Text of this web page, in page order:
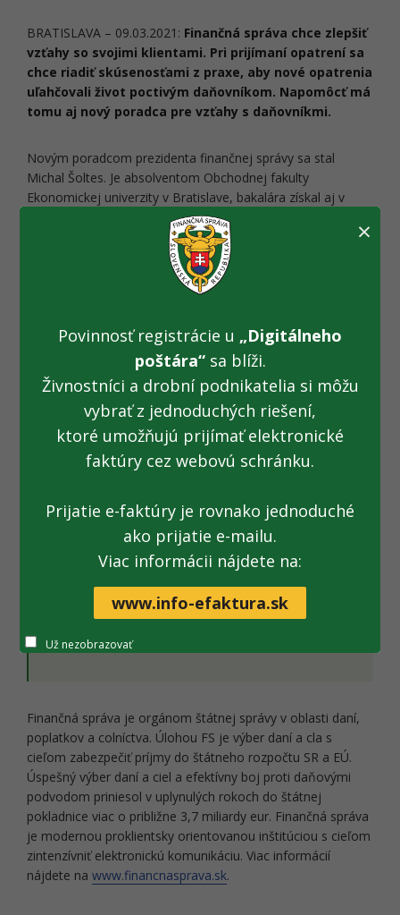
BRATISLAVA – 09.03.2021: Finančná správa chce zlepšiť
vzťahy so svojimi klientami. Pri prijímaní opatrení sa
chce riadiť skúsenosťami z praxe, aby nové opatrenia
uľahčovali život poctivým daňovníkom. Napomôcť má
tomu aj nový poradca pre vzťahy s daňovníkmi.
Novým poradcom prezidenta finančnej správy sa stal
Michal Šoltes. Je absolventom Obchodnej fakulty
Ekonomickej univerzity v Bratislave, bakalára získal aj v
obore Medzinárodné podnikanie a financie na Vysokej škole
ekonómie a manažmentu v holandskom Utrechte.
Michal Šoltes sa bude na finančnej správe venovať
opatrení a legislatívy. Jeho úlohou bude preniesť skúsenosti
z podnikateľskej praxe do proklientsky zameraných opatrení
finančnej správy, ktoré minulý týždeň predstavila finančná
správa spolu s Ministerstvom financií SR.
Michal Šoltes pracoval celý život v oblasti financií a
ekonomiky. Začínal na daňovom a právnom oddelení v
pracoval pre medzinárodné spoločnosti.
Dokument: Tlačová správa na stiahnutie[.pdf; 120
Finančná správa je orgánom štátnej správy v oblasti daní,
poplatkov a colníctva. Úlohou FS je výber daní a cla s
cieľom zabezpečiť príjmy do štátneho rozpočtu SR a EÚ.
Úspešný výber daní a ciel a efektívny boj proti daňovými
podvodom priniesol v uplynulých rokoch do štátnej
pokladnice viac o približne 3,7 miliardy eur. Finančná správa
je modernou proklientsky orientovanou inštitúciou s cieľom
zintenzívniť elektronickú komunikáciu. Viac informácií
nájdete na www.financnasprava.sk.
×
Povinnosť registrácie u „Digitálneho
poštára“sa blíži.
Živnostníci a drobní podnikatelia si môžu
vybrať z jednoduchých riešení,
ktoré umožňujú prijímať elektronické
faktúry cez webovú schránku.
Prijatie e-faktúry je rovnako jednoduché
ako prijatie e-mailu.
Viac informácii nájdete na:
www.info-efaktura.sk
Už nezobrazovať